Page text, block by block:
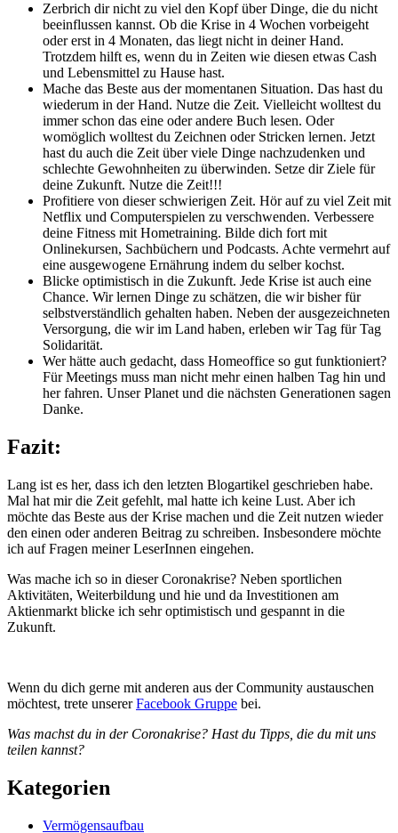
Zerbrich dir nicht zu viel den Kopf über Dinge, die du nicht
beeinflussen kannst. Ob die Krise in 4 Wochen vorbeigeht
oder erst in 4 Monaten, das liegt nicht in deiner Hand.
Trotzdem hilft es, wenn du in Zeiten wie diesen etwas Cash
und Lebensmittel zu Hause hast.
Mache das Beste aus der momentanen Situation. Das hast du
wiederum in der Hand. Nutze die Zeit. Vielleicht wolltest du
immer schon das eine oder andere Buch lesen. Oder
womöglich wolltest du Zeichnen oder Stricken lernen. Jetzt
hast du auch die Zeit über viele Dinge nachzudenken und
schlechte Gewohnheiten zu überwinden. Setze dir Ziele für
deine Zukunft. Nutze die Zeit!!!
Profitiere von dieser schwierigen Zeit. Hör auf zu viel Zeit mit
Netflix und Computerspielen zu verschwenden. Verbessere
deine Fitness mit Hometraining. Bilde dich fort mit
Onlinekursen, Sachbüchern und Podcasts. Achte vermehrt auf
eine ausgewogene Ernährung indem du selber kochst.
Blicke optimistisch in die Zukunft. Jede Krise ist auch eine
Chance. Wir lernen Dinge zu schätzen, die wir bisher für
selbstverständlich gehalten haben. Neben der ausgezeichneten
Versorgung, die wir im Land haben, erleben wir Tag für Tag
Solidarität.
Wer hätte auch gedacht, dass Homeoffice so gut funktioniert?
Für Meetings muss man nicht mehr einen halben Tag hin und
her fahren. Unser Planet und die nächsten Generationen sagen
Danke.
Fazit:
Lang ist es her, dass ich den letzten Blogartikel geschrieben habe.
Mal hat mir die Zeit gefehlt, mal hatte ich keine Lust. Aber ich
möchte das Beste aus der Krise machen und die Zeit nutzen wieder
den einen oder anderen Beitrag zu schreiben. Insbesondere möchte
ich auf Fragen meiner LeserInnen eingehen.
Was mache ich so in dieser Coronakrise? Neben sportlichen
Aktivitäten, Weiterbildung und hie und da Investitionen am
Aktienmarkt blicke ich sehr optimistisch und gespannt in die
Zukunft.
Wenn du dich gerne mit anderen aus der Community austauschen
möchtest, trete unsererFacebook Gruppe bei.
Was machst du in der Coronakrise? Hast du Tipps, die du mit uns
teilen kannst?
Kategorien
Vermögensaufbau